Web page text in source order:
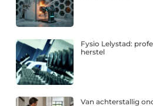
Fysio Lelystad:
herstel
Van achterstallig